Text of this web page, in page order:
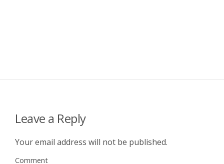
Leave a Reply
Your email address will not be published.
Comment